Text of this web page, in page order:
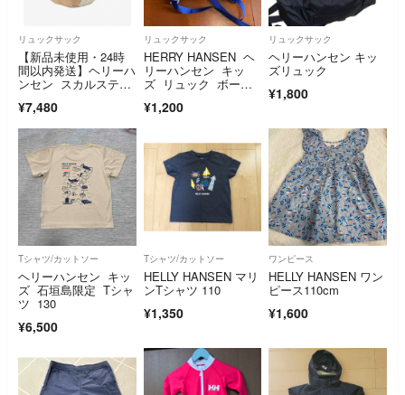
リュックサック
【新品未使用・24時
間以内発送】ヘリーハ
ンセン スカルスティ
¥7,480
リュックサック
HERRY HANSEN ヘ
リーハンセン キッ
ズ リュック ボーダ
¥1,200
リュックサック
ヘリーハンセン キッ
ズリュック
¥1,800
Tシャツ/カットソー
ヘリーハンセン キッ
ズ 石垣島限定 Tシャ
ツ 130
¥6,500
Tシャツ/カットソー
HELLY HANSEN マリ
ンTシャツ 110
¥1,350
ワンピース
HELLY HANSEN ワン
ピース110cm
¥1,600